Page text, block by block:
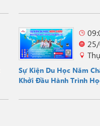
Sự Kiện Du Học Năm
Khởi Đầu Hành Trình